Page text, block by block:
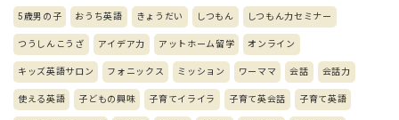
5歳男の子 おうち英語 きょうだい しつもん しつもん力セミナー
つうしんこうざ アイデア力 アットホーム留学 オンライン
キッズ英語サロン フォニックス ミッション ワーママ 会話 会話力
使える英語 子どもの興味 子育てイライラ 子育て英会話 子育て英語